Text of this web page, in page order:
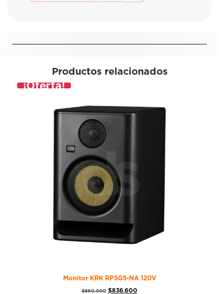
Productos relacionados
¡Oferta!
Monitor KRK RP5G5-NA 120V
$890.000 $836.600